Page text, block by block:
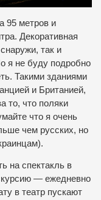
95 метров и
Декоративная
так и
я не буду подробно
Такими зданиями
и Британией,
то, что поляки
что я очень
чем русских, но
на спектакль в
— ежедневно
в театр пускают